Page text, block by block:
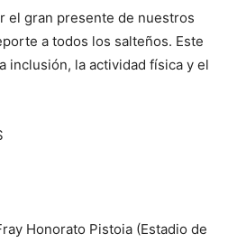
el gran presente de nuestros
a todos los salteños. Este
inclusión, la actividad física y el
Honorato Pistoia (Estadio de